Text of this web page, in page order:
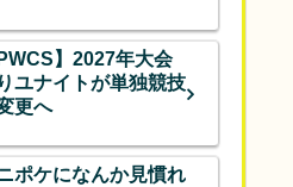
PWCS】2027年大会
ユナイトが単独競技
更へ
ポケになんか見慣れ